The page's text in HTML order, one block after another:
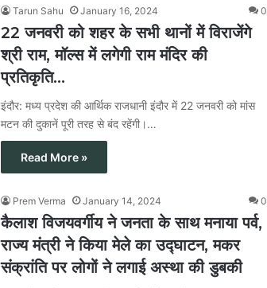
Tarun Sahu January 16, 2024 0
22 जनवरी को शहर के सभी थानों में विराजेंगे
श्री राम, मॉल्स में लगेगी राम मंदिर की
प्रतिकृति…
इंदौर: मध्य प्रदेश की आर्थिक राजधानी इंदौर में 22 जनवरी को मांस
मटन की दुकानें पूरी तरह से बंद रहेंगी।…
Read More »
Prem Verma January 14, 2024 0
कैलाश विजयवर्गीय ने जनता के साथ मनाया पर्व,
राज्य मंत्री ने किया मेले का उद्घाटन, मकर
संक्रांति पर लोगों ने लगाई अस्था की डुबकी